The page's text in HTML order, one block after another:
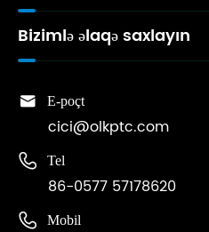
Bizimlə əlaqə saxlayın
 E-poçt
cici@olkptc.com
 Tel
86-0577 57178620
 Mobil